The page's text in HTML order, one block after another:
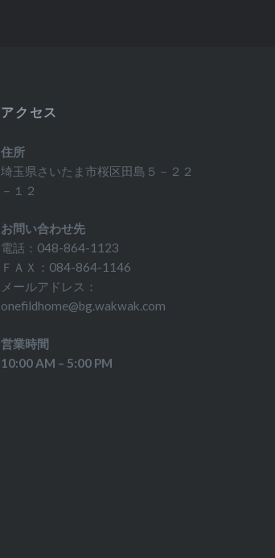
アクセス
住所
埼玉県さいたま市桜区田島５－２２
－１２
お問い合わせ先
電話：048-864-1123
ＦＡＸ：084-864-1146
メールアドレス：
onefildhome@bg.wakwak.com
営業時間
10:00 AM – 5:00 PM